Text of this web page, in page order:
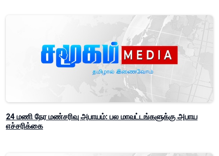
24 மணி நேர மண்சரிவு அபாயம்: பல மாவட்டங்களுக்கு அபாய
எச்சரிக்கை